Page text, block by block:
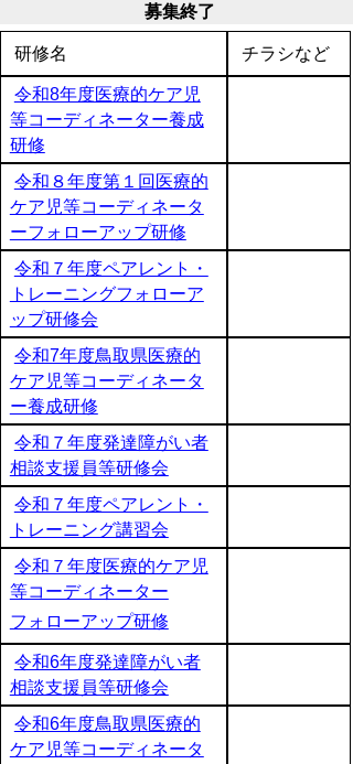
募集終了
研修名 チラシなど
令和8年度医療的ケア児
等コーディネーター養成
研修
令和８年度第１回医療的
ケア児等コーディネータ
ーフォローアップ研修
令和７年度ペアレント・
トレーニングフォローア
ップ研修会
令和7年度鳥取県医療的
ケア児等コーディネータ
ー養成研修
令和７年度発達障がい者
相談支援員等研修会
令和７年度ペアレント・
トレーニング講習会
令和７年度医療的ケア児
等コーディネーター
フォローアップ研修
令和6年度発達障がい者
相談支援員等研修会
令和6年度鳥取県医療的
ケア児等コーディネータ